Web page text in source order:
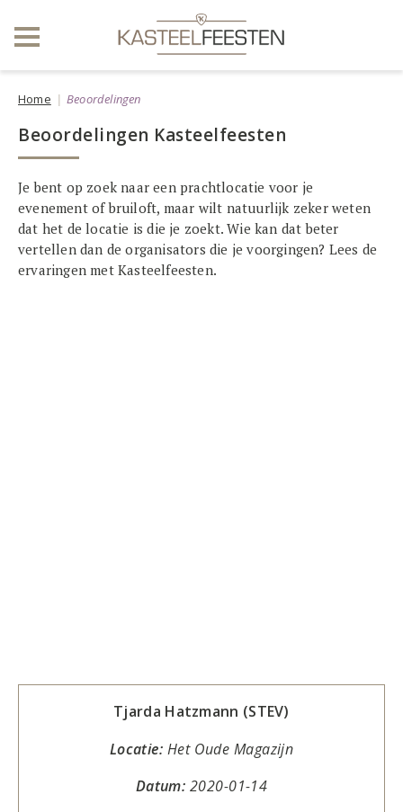
Home Beoordelingen
Beoordelingen Kasteelfeesten
Je bent op zoek naar een prachtlocatie voor je
evenement of bruiloft, maar wilt natuurlijk zeker weten
dat het de locatie is die je zoekt. Wie kan dat beter
vertellen dan de organisators die je voorgingen? Lees de
ervaringen met Kasteelfeesten.
Tjarda Hatzmann (STEV)
Locatie: Het Oude Magazijn
Datum: 2020-01-14